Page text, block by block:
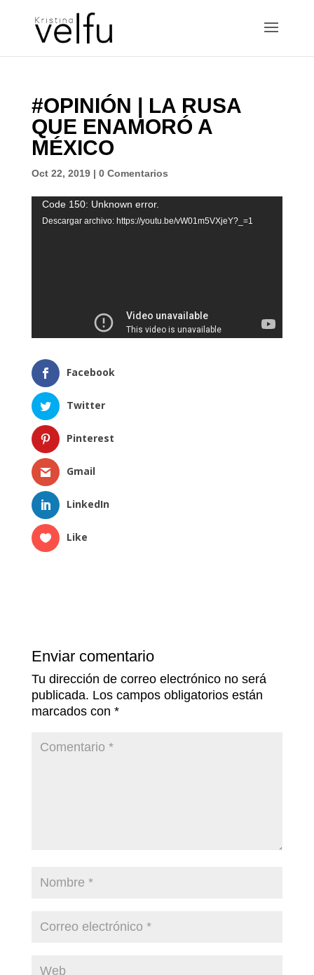
#OPINIÓN | LA RUSA
QUE ENAMORÓ A
MÉXICO
Oct 22, 2019| 0 Comentarios
Reproductor
de
Code 150: Unknown error.
Descargar archivo: https://youtu.be/vW01m5VXjeY?_=1
Facebook
Twitter
Pinterest
Gmail
LinkedIn
Like
Enviar comentario
Tu dirección de correo electrónico no será
publicada. Los campos obligatorios están
marcados con *